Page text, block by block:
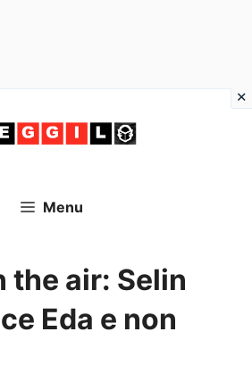
Menu
the air: Selin
Eda e non